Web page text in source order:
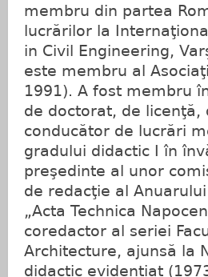
membru din partea
lucrărilor la
in Civil Engineering,
este membru al
1991). A fost membru
de doctorat, de
conducător de lucrări
gradului didactic I în
preşedinte al unor
de redacţie al
„Acta Technica
coredactor al seriei
Architecture, ajunsă la
didactic evidențiat